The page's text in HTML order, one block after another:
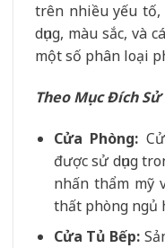
trên nhiều yếu tố,
dụng, màu sắc, và
một số phân loại
Theo Mục Đích Sử
Cửa Phòng:
được sử dụng
nhấn thẩm mỹ
thất phòng ngủ
Cửa Tủ Bếp: